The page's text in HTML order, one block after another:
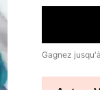
Gagnez jusqu'à